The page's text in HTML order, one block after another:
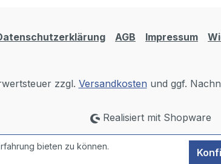
AGB Impressum
zzgl. Versandkosten und ggf.
Realisiert mit Shopware
bieten zu können.